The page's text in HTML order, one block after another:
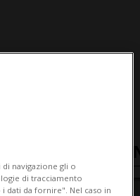
navigazione gli o
di tracciamento
dati da fornire". Nel caso in